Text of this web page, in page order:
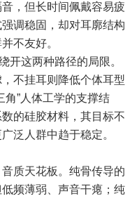
，但长时间佩戴容易疲
调稳固，却对耳廓结构
不友好。
开这两种路径的局限。
不挂耳则降低个体耳型
角”人体工学的支撑结
的硅胶材料，其目标不
泛人群中趋于稳定。
质天花板。纯骨传导的
频薄弱、声音干瘪；纯